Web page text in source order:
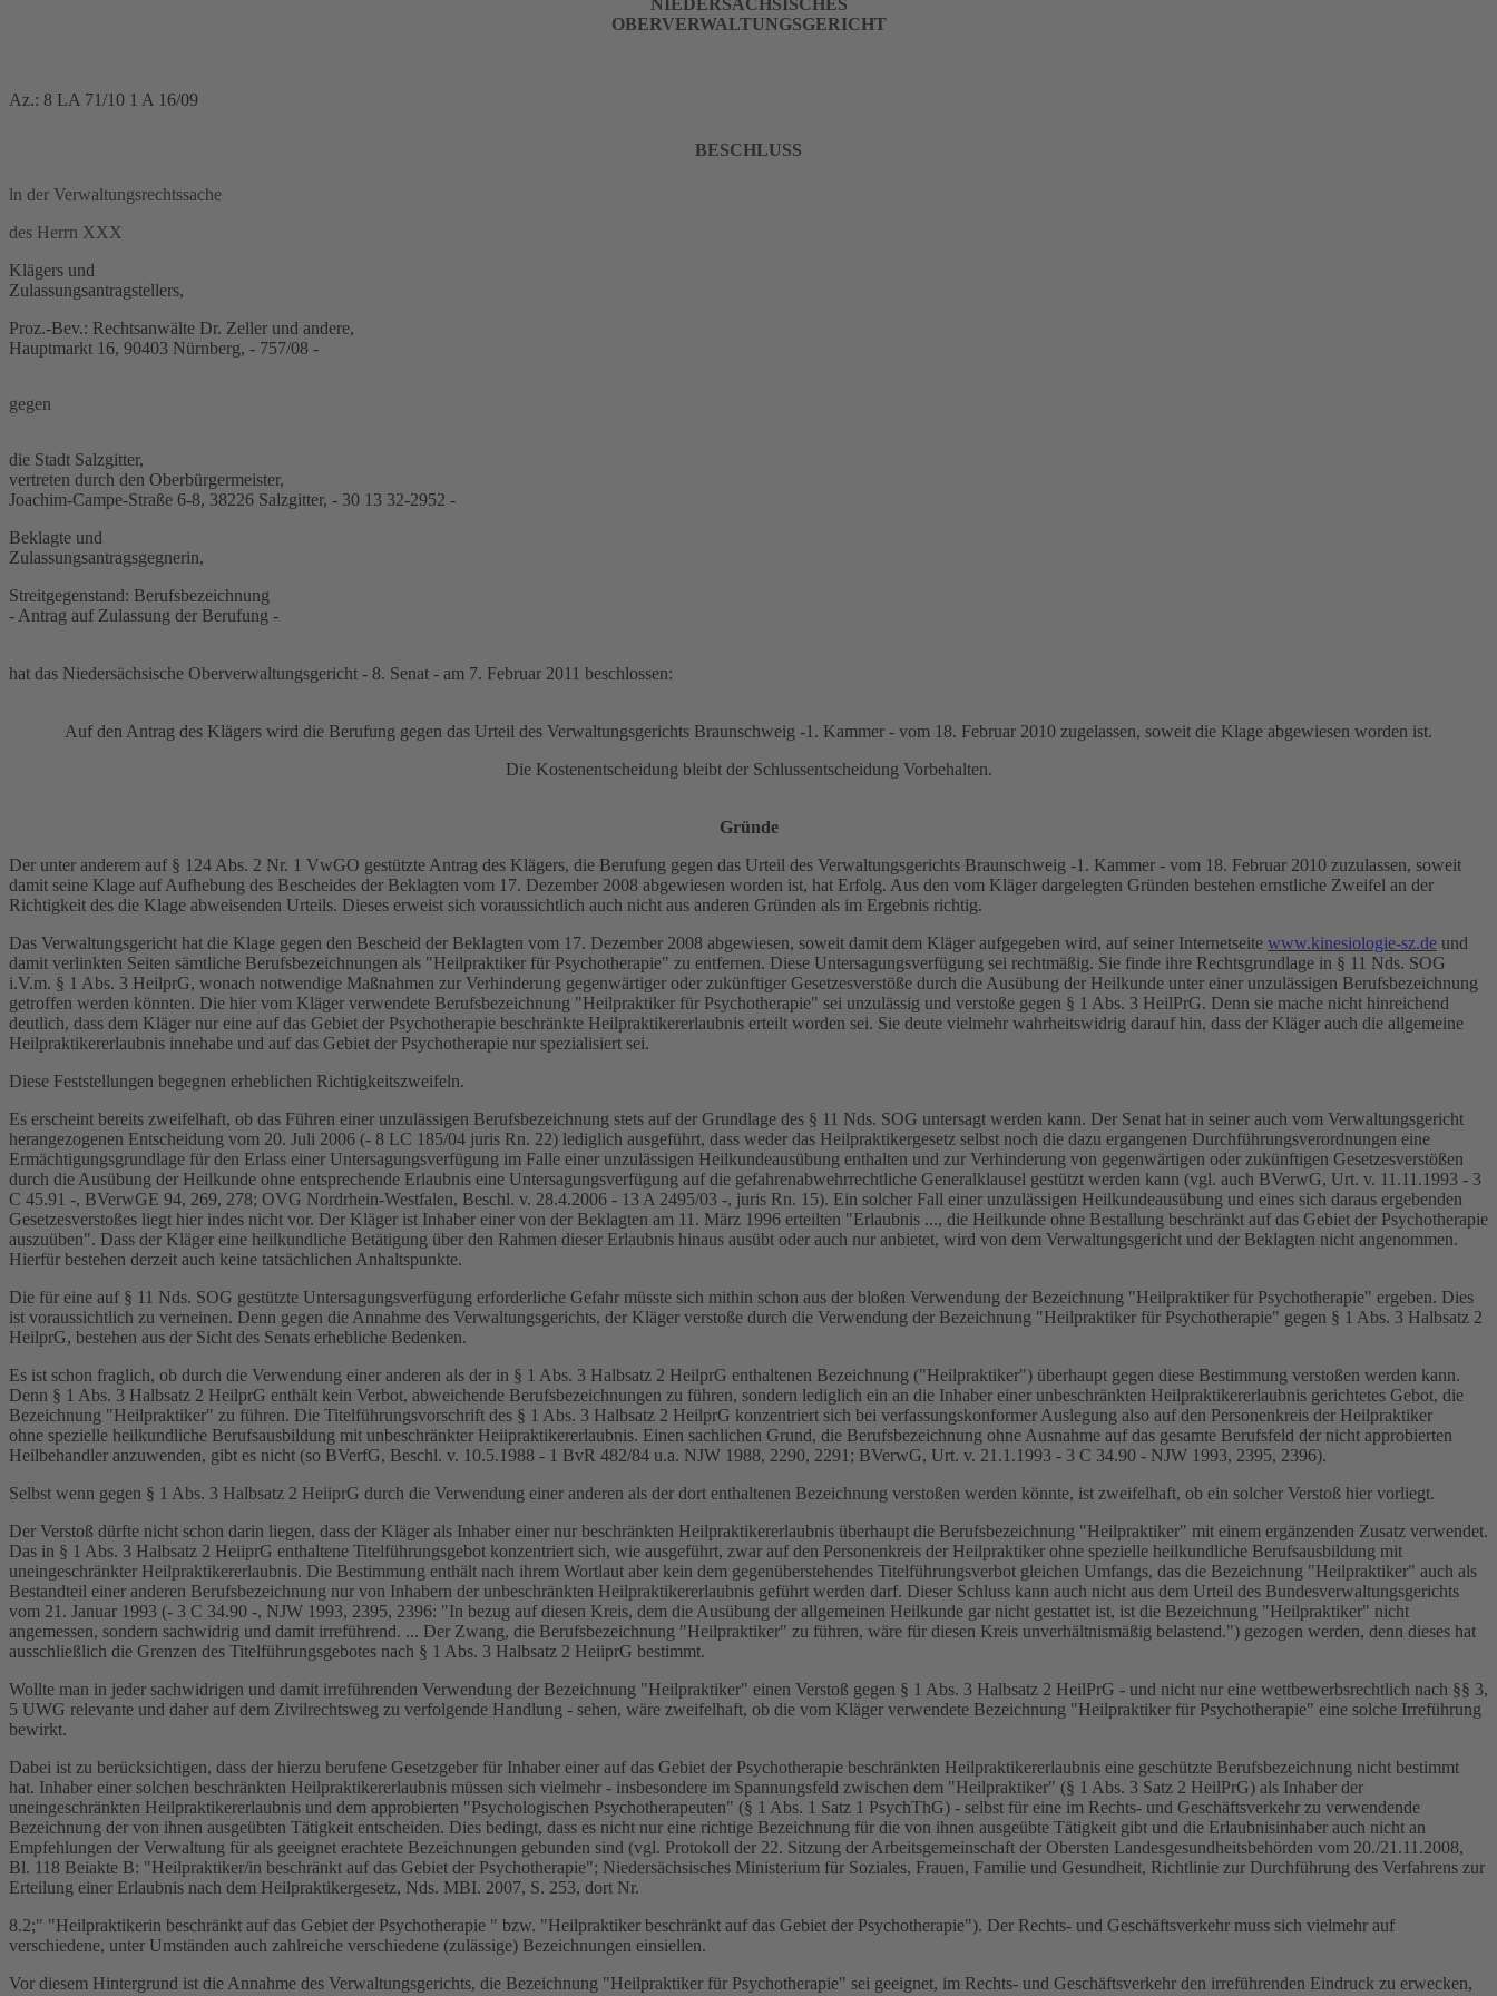
OBERVERWALTUNGSGERICHT
Az.: 8 LA 71/10 1 A 16/09
BESCHLUSS
ln der Verwaltungsrechtssache
des Herrn XXX
Klägers und
Zulassungsantragstellers,
Proz.-Bev.: Rechtsanwälte Dr. Zeller und andere,
Hauptmarkt 16, 90403 Nürnberg, - 757/08 -
gegen
die Stadt Salzgitter,
vertreten durch den Oberbürgermeister,
Joachim-Campe-Straße 6-8, 38226 Salzgitter, - 30 13 32-2952 -
Beklagte und
Zulassungsantragsgegnerin,
Streitgegenstand: Berufsbezeichnung
- Antrag auf Zulassung der Berufung -
hat das Niedersächsische Oberverwaltungsgericht - 8. Senat - am 7. Februar 2011 beschlossen:
Auf den Antrag des Klägers wird die Berufung gegen das Urteil des Verwaltungsgerichts Braunschweig -1. Kammer - vom 18. Februar 2010 zugelassen, soweit die Klage abgewiesen worden ist.
Die Kostenentscheidung bleibt der Schlussentscheidung Vorbehalten.
Gründe
Der unter anderem auf § 124 Abs. 2 Nr. 1 VwGO gestützte Antrag des Klägers, die Berufung gegen das Urteil des Verwaltungsgerichts Braunschweig -1. Kammer - vom 18. Februar 2010 zuzulassen, soweit
damit seine Klage auf Aufhebung des Bescheides der Beklagten vom 17. Dezember 2008 abgewiesen worden ist, hat Erfolg. Aus den vom Kläger dargelegten Gründen bestehen ernstliche Zweifel an der
Richtigkeit des die Klage abweisenden Urteils. Dieses erweist sich voraussichtlich auch nicht aus anderen Gründen als im Ergebnis richtig.
Das Verwaltungsgericht hat die Klage gegen den Bescheid der Beklagten vom 17. Dezember 2008 abgewiesen, soweit damit dem Kläger aufgegeben wird, auf seiner Internetseite www.kinesiologie-sz.de und
damit verlinkten Seiten sämtliche Berufsbezeichnungen als "Heilpraktiker für Psychotherapie" zu entfernen. Diese Untersagungsverfügung sei rechtmäßig. Sie finde ihre Rechtsgrundlage in § 11 Nds. SOG
i.V.m. § 1 Abs. 3 HeilprG, wonach notwendige Maßnahmen zur Verhinderung gegenwärtiger oder zukünftiger Gesetzesverstöße durch die Ausübung der Heilkunde unter einer unzulässigen Berufsbezeichnung
getroffen werden könnten. Die hier vom Kläger verwendete Berufsbezeichnung "Heilpraktiker für Psychotherapie" sei unzulässig und verstoße gegen § 1 Abs. 3 HeilPrG. Denn sie mache nicht hinreichend
deutlich, dass dem Kläger nur eine auf das Gebiet der Psychotherapie beschränkte Heilpraktikererlaubnis erteilt worden sei. Sie deute vielmehr wahrheitswidrig darauf hin, dass der Kläger auch die allgemeine
Heilpraktikererlaubnis innehabe und auf das Gebiet der Psychotherapie nur spezialisiert sei.
Diese Feststellungen begegnen erheblichen Richtigkeitszweifeln.
Es erscheint bereits zweifelhaft, ob das Führen einer unzulässigen Berufsbezeichnung stets auf der Grundlage des § 11 Nds. SOG untersagt werden kann. Der Senat hat in seiner auch vom Verwaltungsgericht
herangezogenen Entscheidung vom 20. Juli 2006 (- 8 LC 185/04 juris Rn. 22) lediglich ausgeführt, dass weder das Heilpraktikergesetz selbst noch die dazu ergangenen Durchführungsverordnungen eine
Ermächtigungsgrundlage für den Erlass einer Untersagungsverfügung im Falle einer unzulässigen Heilkundeausübung enthalten und zur Verhinderung von gegenwärtigen oder zukünftigen Gesetzesverstößen
durch die Ausübung der Heilkunde ohne entsprechende Erlaubnis eine Untersagungsverfügung auf die gefahrenabwehrrechtliche Generalklausel gestützt werden kann (vgl. auch BVerwG, Urt. v. 11.11.1993 - 3
C 45.91 -, BVerwGE 94, 269, 278; OVG Nordrhein-Westfalen, Beschl. v. 28.4.2006 - 13 A 2495/03 -, juris Rn. 15). Ein solcher Fall einer unzulässigen Heilkundeausübung und eines sich daraus ergebenden
Gesetzesverstoßes liegt hier indes nicht vor. Der Kläger ist Inhaber einer von der Beklagten am 11. März 1996 erteilten "Erlaubnis ..., die Heilkunde ohne Bestallung beschränkt auf das Gebiet der Psychotherapie
auszuüben". Dass der Kläger eine heilkundliche Betätigung über den Rahmen dieser Erlaubnis hinaus ausübt oder auch nur anbietet, wird von dem Verwaltungsgericht und der Beklagten nicht angenommen.
Hierfür bestehen derzeit auch keine tatsächlichen Anhaltspunkte.
Die für eine auf § 11 Nds. SOG gestützte Untersagungsverfügung erforderliche Gefahr müsste sich mithin schon aus der bloßen Verwendung der Bezeichnung "Heilpraktiker für Psychotherapie" ergeben. Dies
ist voraussichtlich zu verneinen. Denn gegen die Annahme des Verwaltungsgerichts, der Kläger verstoße durch die Verwendung der Bezeichnung "Heilpraktiker für Psychotherapie" gegen § 1 Abs. 3 Halbsatz 2
HeilprG, bestehen aus der Sicht des Senats erhebliche Bedenken.
Es ist schon fraglich, ob durch die Verwendung einer anderen als der in § 1 Abs. 3 Halbsatz 2 HeilprG enthaltenen Bezeichnung ("Heilpraktiker") überhaupt gegen diese Bestimmung verstoßen werden kann.
Denn § 1 Abs. 3 Halbsatz 2 HeilprG enthält kein Verbot, abweichende Berufsbezeichnungen zu führen, sondern lediglich ein an die Inhaber einer unbeschränkten Heilpraktikererlaubnis gerichtetes Gebot, die
Bezeichnung "Heilpraktiker" zu führen. Die Titelführungsvorschrift des § 1 Abs. 3 Halbsatz 2 HeilprG konzentriert sich bei verfassungskonformer Auslegung also auf den Personenkreis der Heilpraktiker
ohne spezielle heilkundliche Berufsausbildung mit unbeschränkter Heiipraktikererlaubnis. Einen sachlichen Grund, die Berufsbezeichnung ohne Ausnahme auf das gesamte Berufsfeld der nicht approbierten
Heilbehandler anzuwenden, gibt es nicht (so BVerfG, Beschl. v. 10.5.1988 - 1 BvR 482/84 u.a. NJW 1988, 2290, 2291; BVerwG, Urt. v. 21.1.1993 - 3 C 34.90 - NJW 1993, 2395, 2396).
Selbst wenn gegen § 1 Abs. 3 Halbsatz 2 HeiiprG durch die Verwendung einer anderen als der dort enthaltenen Bezeichnung verstoßen werden könnte, ist zweifelhaft, ob ein solcher Verstoß hier vorliegt.
Der Verstoß dürfte nicht schon darin liegen, dass der Kläger als Inhaber einer nur beschränkten Heilpraktikererlaubnis überhaupt die Berufsbezeichnung "Heilpraktiker" mit einem ergänzenden Zusatz verwendet.
Das in § 1 Abs. 3 Halbsatz 2 HeiiprG enthaltene Titelführungsgebot konzentriert sich, wie ausgeführt, zwar auf den Personenkreis der Heilpraktiker ohne spezielle heilkundliche Berufsausbildung mit
uneingeschränkter Heilpraktikererlaubnis. Die Bestimmung enthält nach ihrem Wortlaut aber kein dem gegenüberstehendes Titelführungsverbot gleichen Umfangs, das die Bezeichnung "Heilpraktiker" auch als
Bestandteil einer anderen Berufsbezeichnung nur von Inhabern der unbeschränkten Heilpraktikererlaubnis geführt werden darf. Dieser Schluss kann auch nicht aus dem Urteil des Bundesverwaltungsgerichts
vom 21. Januar 1993 (- 3 C 34.90 -, NJW 1993, 2395, 2396: "In bezug auf diesen Kreis, dem die Ausübung der allgemeinen Heilkunde gar nicht gestattet ist, ist die Bezeichnung "Heilpraktiker" nicht
angemessen, sondern sachwidrig und damit irreführend. ... Der Zwang, die Berufsbezeichnung "Heilpraktiker" zu führen, wäre für diesen Kreis unverhältnismäßig belastend.") gezogen werden, denn dieses hat
ausschließlich die Grenzen des Titelführungsgebotes nach § 1 Abs. 3 Halbsatz 2 HeiiprG bestimmt.
Wollte man in jeder sachwidrigen und damit irreführenden Verwendung der Bezeichnung "Heilpraktiker" einen Verstoß gegen § 1 Abs. 3 Halbsatz 2 HeilPrG - und nicht nur eine wettbewerbsrechtlich nach §§ 3,
5 UWG relevante und daher auf dem Zivilrechtsweg zu verfolgende Handlung - sehen, wäre zweifelhaft, ob die vom Kläger verwendete Bezeichnung "Heilpraktiker für Psychotherapie" eine solche Irreführung
bewirkt.
Dabei ist zu berücksichtigen, dass der hierzu berufene Gesetzgeber für Inhaber einer auf das Gebiet der Psychotherapie beschränkten Heilpraktikererlaubnis eine geschützte Berufsbezeichnung nicht bestimmt
hat. Inhaber einer solchen beschränkten Heilpraktikererlaubnis müssen sich vielmehr - insbesondere im Spannungsfeld zwischen dem "Heilpraktiker" (§ 1 Abs. 3 Satz 2 HeilPrG) als Inhaber der
uneingeschränkten Heilpraktikererlaubnis und dem approbierten "Psychologischen Psychotherapeuten" (§ 1 Abs. 1 Satz 1 PsychThG) - selbst für eine im Rechts- und Geschäftsverkehr zu verwendende
Bezeichnung der von ihnen ausgeübten Tätigkeit entscheiden. Dies bedingt, dass es nicht nur eine richtige Bezeichnung für die von ihnen ausgeübte Tätigkeit gibt und die Erlaubnisinhaber auch nicht an
Empfehlungen der Verwaltung für als geeignet erachtete Bezeichnungen gebunden sind (vgl. Protokoll der 22. Sitzung der Arbeitsgemeinschaft der Obersten Landesgesundheitsbehörden vom 20./21.11.2008,
Bl. 118 Beiakte B: "Heilpraktiker/in beschränkt auf das Gebiet der Psychotherapie"; Niedersächsisches Ministerium für Soziales, Frauen, Familie und Gesundheit, Richtlinie zur Durchführung des Verfahrens zur
Erteilung einer Erlaubnis nach dem Heilpraktikergesetz, Nds. MBI. 2007, S. 253, dort Nr.
8.2;" "Heilpraktikerin beschränkt auf das Gebiet der Psychotherapie " bzw. "Heilpraktiker beschränkt auf das Gebiet der Psychotherapie"). Der Rechts- und Geschäftsverkehr muss sich vielmehr auf
verschiedene, unter Umständen auch zahlreiche verschiedene (zulässige) Bezeichnungen einsiellen.
Vor diesem Hintergrund ist die Annahme des Verwaltungsgerichts, die Bezeichnung "Heilpraktiker für Psychotherapie" sei geeignet, im Rechts- und Geschäftsverkehr den irreführenden Eindruck zu erwecken,